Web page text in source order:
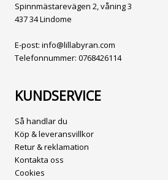
Spinnmästarevägen 2, våning 3
437 34 Lindome
E-post: info@lillabyran.com
Telefonnummer: 0768426114
KUNDSERVICE
Så handlar du
Köp & leveransvillkor
Retur & reklamation
Kontakta oss
Cookies